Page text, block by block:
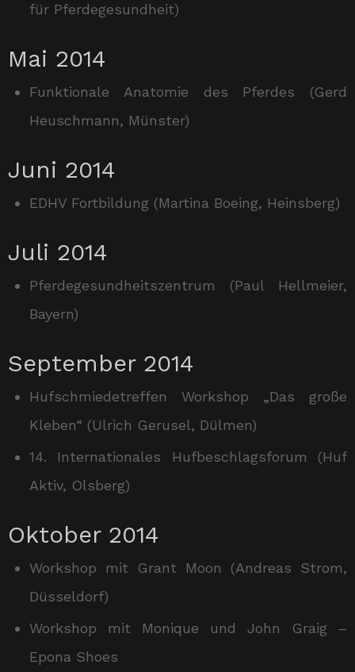
für Pferdegesundheit)
Mai 2014
Funktionale Anatomie des Pferdes (Gerd
Heuschmann, Münster)
Juni 2014
EDHV Fortbildung (Martina Boeing, Heinsberg)
Juli 2014
Pferdegesundheitszentrum (Paul Hellmeier,
Bayern)
September 2014
Hufschmiedetreffen Workshop „Das große
Kleben“ (Ulrich Gerusel, Dülmen)
14. Internationales Hufbeschlagsforum (Huf
Aktiv, Olsberg)
Oktober 2014
Workshop mit Grant Moon (Andreas Strom,
Düsseldorf)
Workshop mit Monique und John Graig –
Epona Shoes